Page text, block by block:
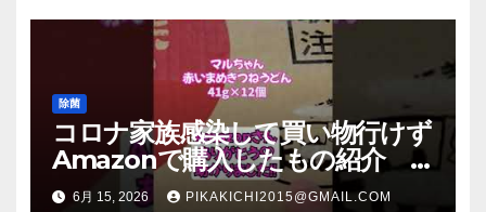
除菌
コロナ家族感染して買い物行けず
Amazonで購入したもの紹介
#Shorts
6月 15, 2026 PIKAKICHI2015@GMAIL.COM